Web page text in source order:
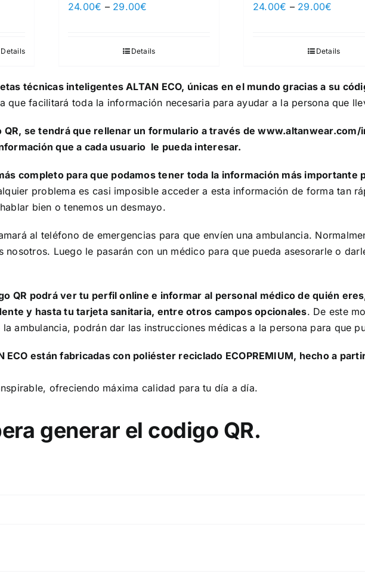
Details
24.00€ – 29.00€
Details
24.00€ – 29.00€
Details
técnicas inteligentes ALTAN ECO, únicas en el mundo gracias a su
que facilitará toda la información necesaria para ayudar a la persona que
QR, se tendrá que rellenar un formulario a través dewww.altanwear.com/
que a cada usuario le pueda interesar.
completo para que podamos tener toda la información más
problema es casi imposible acceder a esta información de forma tan
bien o tenemos un desmayo.
al teléfono de emergencias para que envíen una ambulancia.
nosotros. Luego le pasarán con un médico para que pueda asesorarle o
QR podrá ver tu perfil online e informar al personal médico de quién
y hasta tu tarjeta sanitaria, entre otros campos opcionales. De este
ambulancia, podrán dar las instrucciones médicas a la persona para que
ECO están fabricadas con poliéster reciclado ECOPREMIUM, hecho a
ofreciendo máxima calidad para tu día a día.
generar el codigo QR.